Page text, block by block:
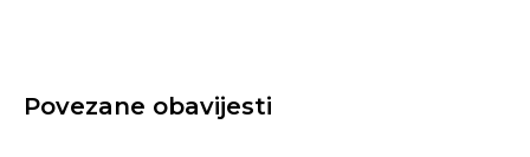
Povezane obavijesti